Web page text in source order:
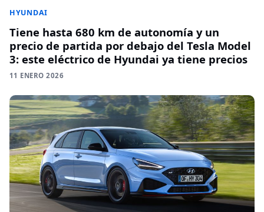
HYUNDAI
Tiene hasta 680 km de autonomía y un
precio de partida por debajo del Tesla Model
3: este eléctrico de Hyundai ya tiene precios
11 ENERO 2026